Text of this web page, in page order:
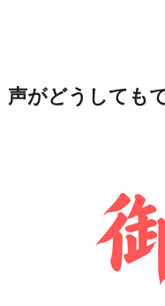
声がどうしても